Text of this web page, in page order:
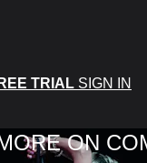
TRIAL SIGN IN
ON